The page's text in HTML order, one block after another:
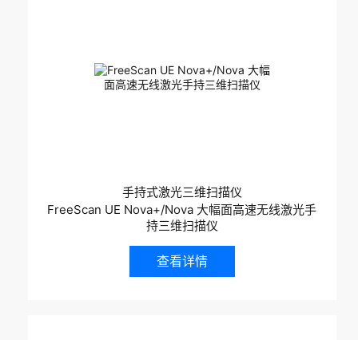
手持式激光三维扫描仪
FreeScan UE Nova+/Nova 大幅面高速无线激光手
持三维扫描仪
查看详情